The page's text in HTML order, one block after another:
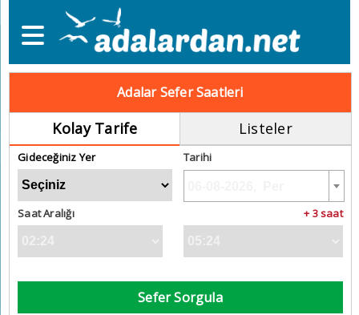
Adalar Sefer Saatleri
Kolay Tarife Listeler
Gideceğiniz Yer Tarihi
Saat Aralığı + 3 saat
Sefer Sorgula